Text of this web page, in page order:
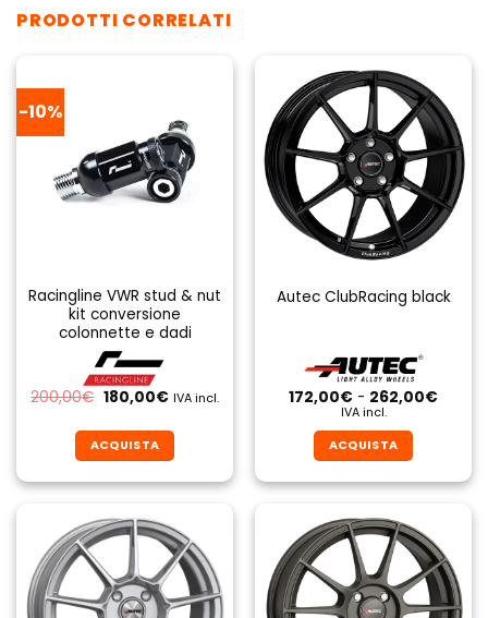
PRODOTTI CORRELATI
-10%
Racingline VWR stud & nut
kit conversione
colonnette e dadi
200,00€ Il
prezzo
era:
200,00€.
180,00€Il
è:
180,00€.
IVA incl.
ACQUISTA
prodotto
ha
più
varianti.
Le
opzioni
Autec ClubRacing black
172,00€ - 262,00€Fascia
IVA incl.
ACQUISTA
prodotto
ha
più
varianti.
Le
opzioni